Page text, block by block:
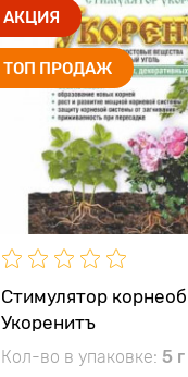
АКЦИЯ
ТОП ПРОДАЖ
Стимулятор
Укоренитъ
Кол-во в упаковке: 5 г